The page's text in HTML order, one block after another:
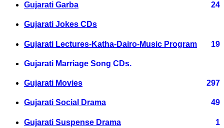
Gujarati Garba 24
Gujarati Jokes CDs
Gujarati Lectures-Katha-Dairo-Music Program 19
Gujarati Marriage Song CDs.
Gujarati Movies 297
Gujarati Social Drama 49
Gujarati Suspense Drama 1